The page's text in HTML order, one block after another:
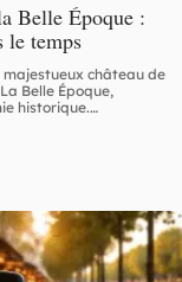
Belle Époque :
le temps
majestueux château de
Belle Époque,
historique.…